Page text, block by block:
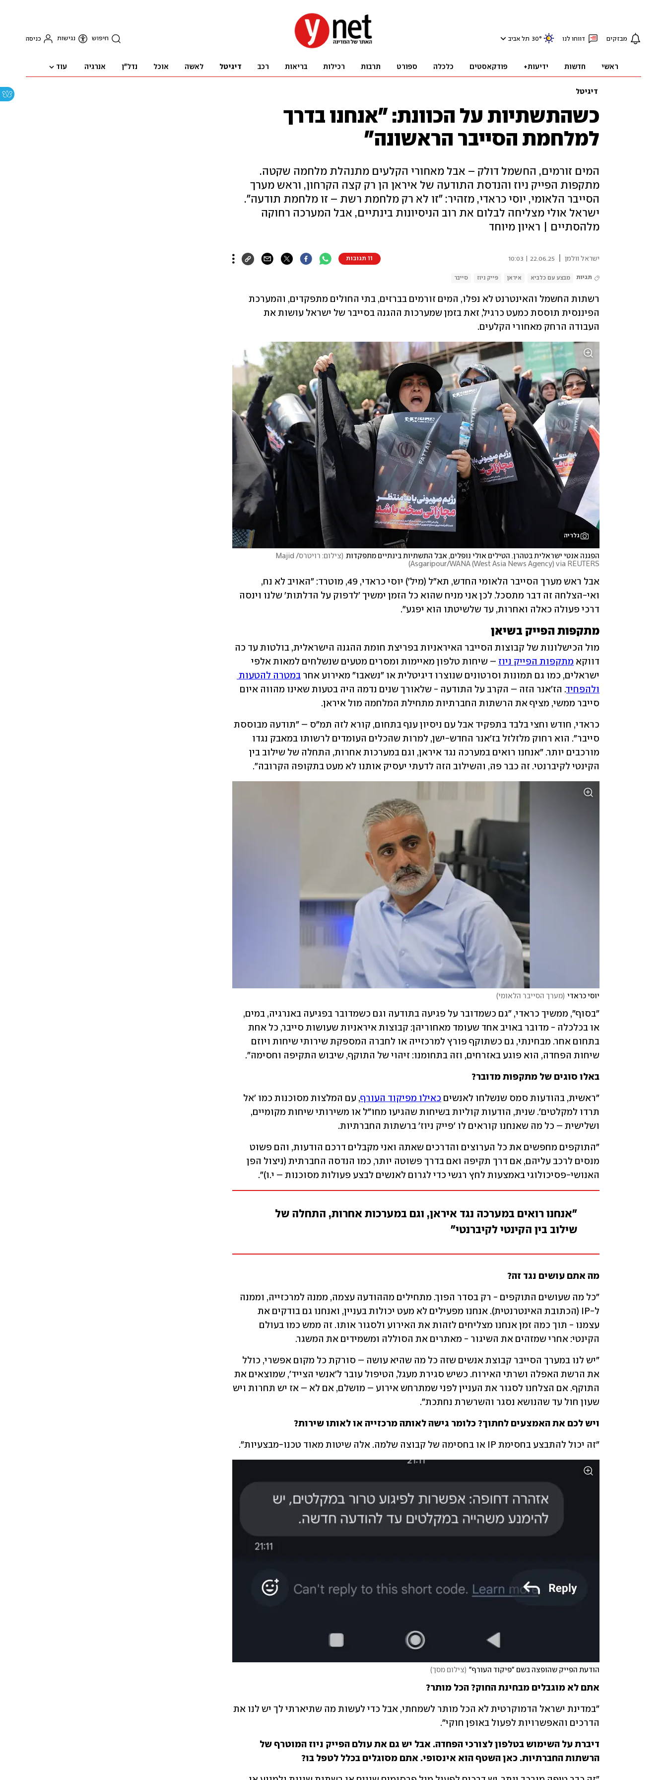
מבזקים דווחו לנו 30° תל אביב חיפוש נגישות כניסה
ראשי חדשות ידיעות+ פודקאסטים כלכלה ספורט תרבות רכילות בריאות רכב דיגיטל לאשה אוכל נדל"ן אנרגיה עוד
דיגיטל
כשהתשתיות על הכוונת: "אנחנו בדרך
למלחמת הסייבר הראשונה"
המים זורמים, החשמל דולק – אבל מאחורי הקלעים מתנהלת מלחמה שקטה.
מתקפות הפייק ניוז והנדסת התודעה של איראן הן רק קצה הקרחון, וראש מערך
הסייבר הלאומי, יוסי כראדי, מזהיר: "זו לא רק מלחמת רשת – זו מלחמת תודעה".
ישראל אולי מצליחה לבלום את רוב הניסיונות בינתיים, אבל המערכה רחוקה
מלהסתיים | ראיון מיוחד
ישראל וולמן 22.06.25 | 10:03 11 תגובות
תגיות מבצע עם כלביא איראן פייק ניוז סייבר
העבודה הרחק מאחורי הקלעים.
גלריה
הפגנה אנטי ישראלית בטהרן. הטילים אולי נופלים, אבל התשתיות בינתיים מתפקדות (
צילום: רויטרס/Majid
Asgaripour/WANA (West Asia News Agency) via REUTERS
)
דרכי פעולה כאלה ואחרות, עד שלשיטתו הוא יפגע".
מתקפות הפייק בשיאן
דווקא מתקפות הפייק ניוז
ישראלים, כמו גם תמונות וסרטונים שנוצרו דיגיטלית או "נשאבו" מאירוע אחר
ולהפחיד
סייבר ממשי, מציף את הרשתות החברתיות מתחילת המלחמה מול איראן.
הקינטי לקיברנטי. זה כבר פה, והשילוב הזה לדעתי יעסיק אותנו לא מעט בתקופה הקרובה".
יוסי כראדי (מערך הסייבר הלאומי)
שיחות הפחדה, הוא פוגע באזרחים, וזה בתחומנו: זיהוי של התוקף, שיבוש התקיפה וחסימה".
באלו סוגים של מתקפות מדובר?
"ראשית, בהודעות סמס שנשלחו לאנשים כאילו מפיקוד העורף
ושלישית – כל מה שאנחנו קוראים לו 'פייק ניוז' ברשתות החברתיות.
האנושי-פסיכולוגי באמצעות לחץ רגשי כדי לגרום לאנשים לבצע פעולות מסוכנות – י.ו)".
"אנחנו רואים במערכה נגד איראן, וגם במערכות אחרות, התחלה של
שילוב בין הקינטי לקיברנטי"
מה אתם עושים נגד זה?
הקינטי: אחרי שמזהים את השיגור - מאתרים את הסוללה ומשמידים את המשגר.
שעון חול עד שהנושא נסגר והשרשרת נחתכת".
ויש לכם את האמצעים לחתוך? כלומר גישה לאותה מרכזייה או לאותו שירות?
"זה יכול להתבצע בחסימת IP או בחסימה של קבוצה שלמה. אלה שיטות מאוד טכנו-מבצעיות".
הודעת הפייק שהופצה בשם "פיקוד העורף" (צילום מסך)
אתם לא מוגבלים מבחינת החוק? הכל מותר?
הדרכים והאפשרויות לפעול באופן חוקי".
הרשתות החברתיות. כאן השטף הוא אינסופי. אתם מסוגלים בכלל לטפל בו?